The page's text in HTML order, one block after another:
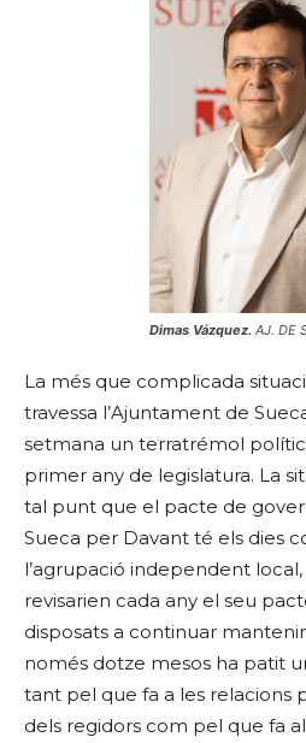
Dimas Vázquez. AJ. DE
La més que complicada
travessa l’Ajuntament de
setmana un terratrémol
primer any de legislatura. La
tal punt que el pacte de
Sueca per Davant té els dies
l’agrupació independent
revisarien cada any el seu
disposats a continuar
només dotze mesos ha patit
tant pel que fa a les relacions
dels regidors com pel que fa